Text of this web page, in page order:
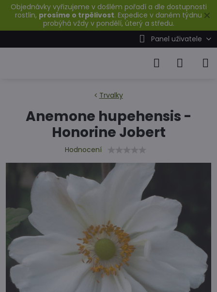
✕
Objednávky vyřizujeme v došlém pořadí a dle dostupnosti
rostlin, prosíme o trpělivost. Expedice v daném týdnu
probýhá vždy v pondělí, úterý a středu.
Panel uživatele
Trvalky
Anemone hupehensis -
Honorine Jobert
Hodnocení